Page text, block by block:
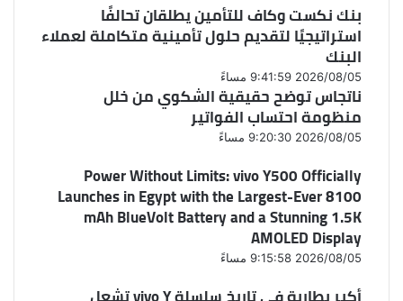
بنك نكست وكاف للتأمين يطلقان تحالفًا
استراتيجيًا لتقديم حلول تأمينية متكاملة لعملاء
البنك
2026/08/05 9:41:59 مساءً
ناتجاس توضح حقيقية الشكوي من خلل
منظومة احتساب الفواتير
2026/08/05 9:20:30 مساءً
Power Without Limits: vivo Y500 Officially
Launches in Egypt with the Largest-Ever 8100
mAh BlueVolt Battery and a Stunning 1.5K
AMOLED Display
2026/08/05 9:15:58 مساءً